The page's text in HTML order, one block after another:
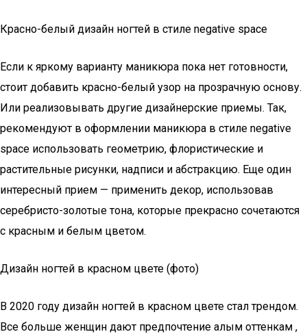
Красно-белый дизайн ногтей в стиле negative space
Если к яркому варианту маникюра пока нет готовности,
стоит добавить красно-белый узор на прозрачную основу.
Или реализовывать другие дизайнерские приемы. Так,
рекомендуют в оформлении маникюра в стиле negative
space использовать геометрию, флористические и
растительные рисунки, надписи и абстракцию. Еще один
интересный прием — применить декор, использовав
серебристо-золотые тона, которые прекрасно сочетаются
с красным и белым цветом.
Дизайн ногтей в красном цвете (фото)
В 2020 году дизайн ногтей в красном цвете стал трендом.
Все больше женщин дают предпочтение алым оттенкам ,